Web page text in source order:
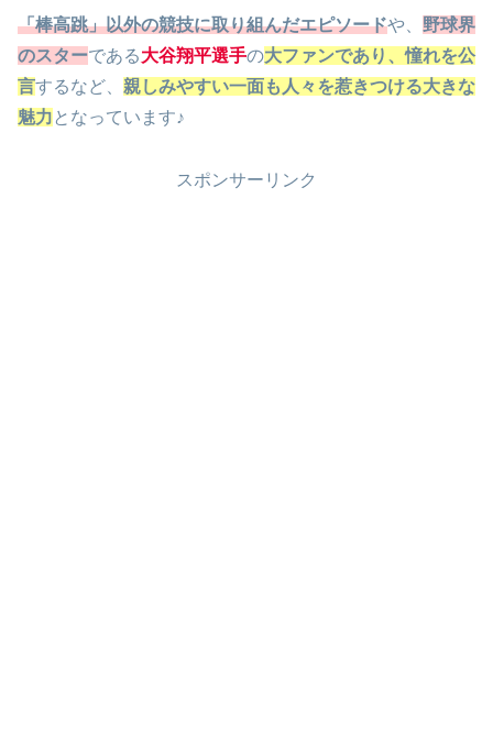
「棒高跳」以外の競技に取り組んだエピソードや、 野球界
のスターである大谷翔平選手の大ファンであり、憧れを公
言するなど、 親しみやすい一面も人々を惹きつける大きな
魅力 となっています♪
スポンサーリンク